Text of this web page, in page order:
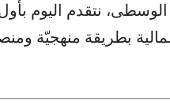
الوسطى، نتقدم اليوم
بطريقة منهجيّة